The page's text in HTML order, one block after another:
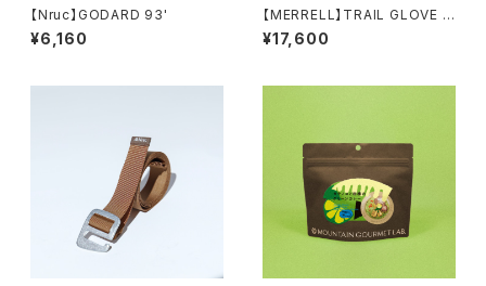
【Nruc】GODARD 93'
¥6,160
【MERRELL】TRAIL GLOVE 8
(women's)
¥17,600